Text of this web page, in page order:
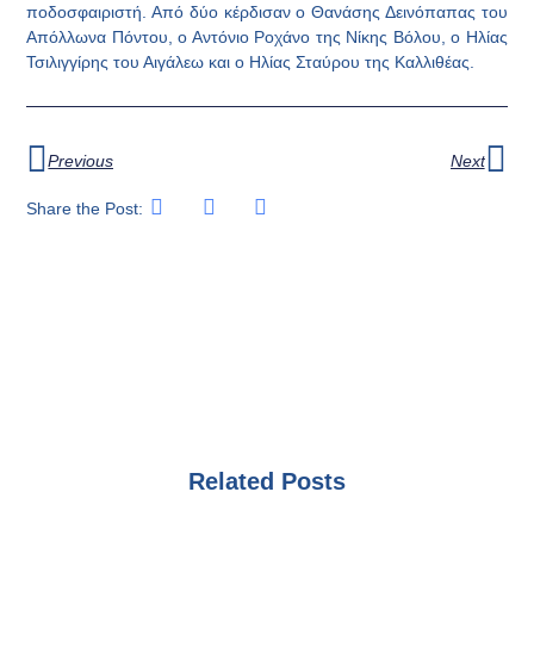
ποδοσφαιριστή. Από δύο κέρδισαν ο Θανάσης Δεινόπαπας του
Απόλλωνα Πόντου, ο Αντόνιο Ροχάνο της Νίκης Βόλου, ο Ηλίας
Τσιλιγγίρης του Αιγάλεω και ο Ηλίας Σταύρου της Καλλιθέας.
Previous Next
Share the Post:
Related Posts